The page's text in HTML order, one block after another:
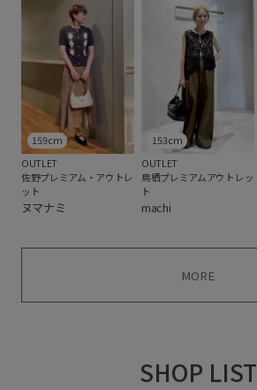
159cm
OUTLET
佐野プレミアム・アウトレ
ット
ヌマナミ
153cm
OUTLET
鳥栖プレミアムアウトレッ
ト
machi
MORE
SHOP LIST